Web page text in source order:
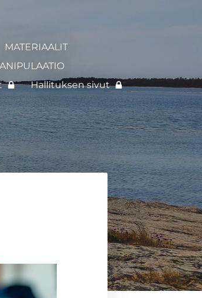
MATERIAALIT
Hallituksen sivut